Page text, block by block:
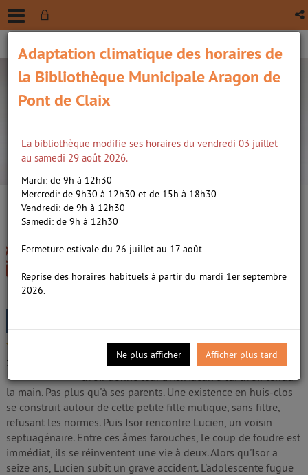
recherche avancée
5/5
1
La colère et l'envie, roman /
Renard, Alice (2002-....). Auteur
Edité parÉditions Héloïse d'Ormesson- 2023
Isor n'est pas une enfant comme les autres.
Idiote. Attardée. Différente. Ils sont nombreux à
avoir donné leur avis. Aucun à lui avoir tendu
la main. Pas plus qu'à ses parents. Une existence en huis-clos
se construit autour de cette petite fille mutique, sans filtre,
refusant les normes. Puis Isor rencontre Lucien, un voisin
septuagénaire. Entre ces âmes farouches, le coup de foudre est
immédiat, ils se réinventent une vie à deux. Alors qu'Isor a
seize ans, Lucien subit un grave accident. L'adolescente fugue
Adaptation climatique des horaires de
la Bibliothèque Municipale Aragon de
Pont de Claix
La bibliothèque modifie ses horaires du vendredi 03 juillet
au samedi 29 août 2026.
Mardi: de 9h à 12h30
Mercredi: de 9h30 à 12h30 et de 15h à 18h30
Vendredi: de 9h à 12h30
Samedi: de 9h à 12h30
Fermeture estivale du 26 juillet au 17 août.
Reprise des horaires habituels à partir du mardi 1er septembre
2026.
Ne plus afficher Afficher plus tard